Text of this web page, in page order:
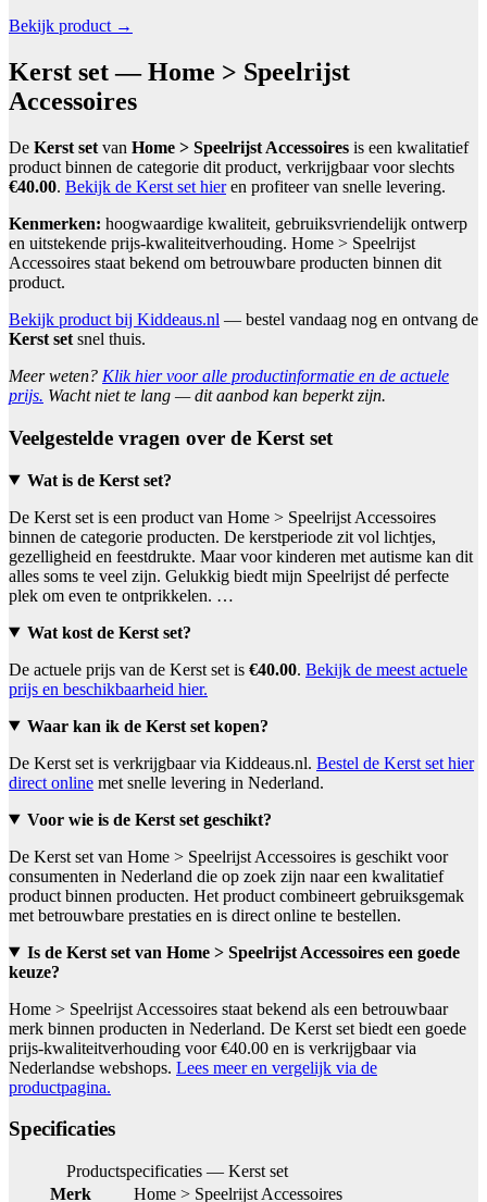
Bekijk product →
Kerst set — Home > Speelrijst
Accessoires
De Kerst set van Home > Speelrijst Accessoires is een kwalitatief
product binnen de categorie dit product, verkrijgbaar voor slechts
€40.00. Bekijk de Kerst set hieren profiteer van snelle levering.
Kenmerken: hoogwaardige kwaliteit, gebruiksvriendelijk ontwerp
en uitstekende prijs-kwaliteitverhouding. Home > Speelrijst
Accessoires staat bekend om betrouwbare producten binnen dit
product.
Bekijk product bij Kiddeaus.nl — bestel vandaag nog en ontvang de
Kerst set snel thuis.
Meer weten? Klik hier voor alle productinformatie en de actuele
prijs. Wacht niet te lang — dit aanbod kan beperkt zijn.
Veelgestelde vragen over de Kerst set
Wat is de Kerst set?
De Kerst set is een product van Home > Speelrijst Accessoires
binnen de categorie producten. De kerstperiode zit vol lichtjes,
gezelligheid en feestdrukte. Maar voor kinderen met autisme kan dit
alles soms te veel zijn. Gelukkig biedt mijn Speelrijst dé perfecte
plek om even te ontprikkelen. …
Wat kost de Kerst set?
De actuele prijs van de Kerst set is €40.00. Bekijk de meest actuele
prijs en beschikbaarheid hier.
Waar kan ik de Kerst set kopen?
De Kerst set is verkrijgbaar via Kiddeaus.nl. Bestel de Kerst set hier
direct online met snelle levering in Nederland.
Voor wie is de Kerst set geschikt?
De Kerst set van Home > Speelrijst Accessoires is geschikt voor
consumenten in Nederland die op zoek zijn naar een kwalitatief
product binnen producten. Het product combineert gebruiksgemak
met betrouwbare prestaties en is direct online te bestellen.
Is de Kerst set van Home > Speelrijst Accessoires een goede
keuze?
Home > Speelrijst Accessoires staat bekend als een betrouwbaar
merk binnen producten in Nederland. De Kerst set biedt een goede
prijs-kwaliteitverhouding voor €40.00 en is verkrijgbaar via
Nederlandse webshops. Lees meer en vergelijk via de
productpagina.
Specificaties
Productspecificaties — Kerst set
Merk
Home > Speelrijst Accessoires